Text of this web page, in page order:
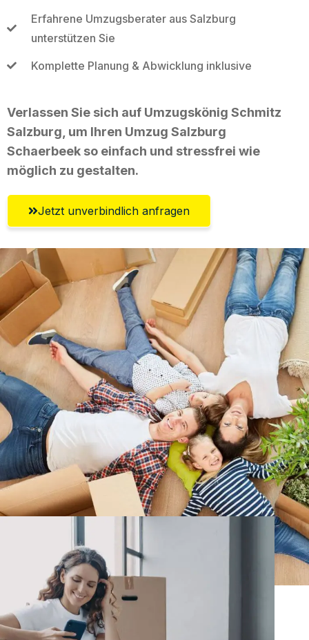
Erfahrene Umzugsberater aus Salzburg
unterstützen Sie
Komplette Planung & Abwicklung inklusive
Verlassen Sie sich auf Umzugskönig Schmitz
Salzburg, um Ihren Umzug Salzburg
Schaerbeek so einfach und stressfrei wie
möglich zu gestalten.
Jetzt unverbindlich anfragen